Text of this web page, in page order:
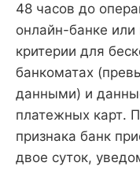
48 часов до
онлайн-банке или
критерии для
банкоматах
данными) и
платежных карт.
признака банк
двое суток,